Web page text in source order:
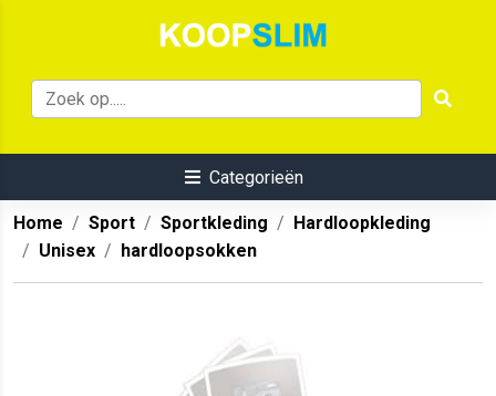
Categorieën
Home Sport Sportkleding
Hardloopkleding
Unisex
hardloopsokken